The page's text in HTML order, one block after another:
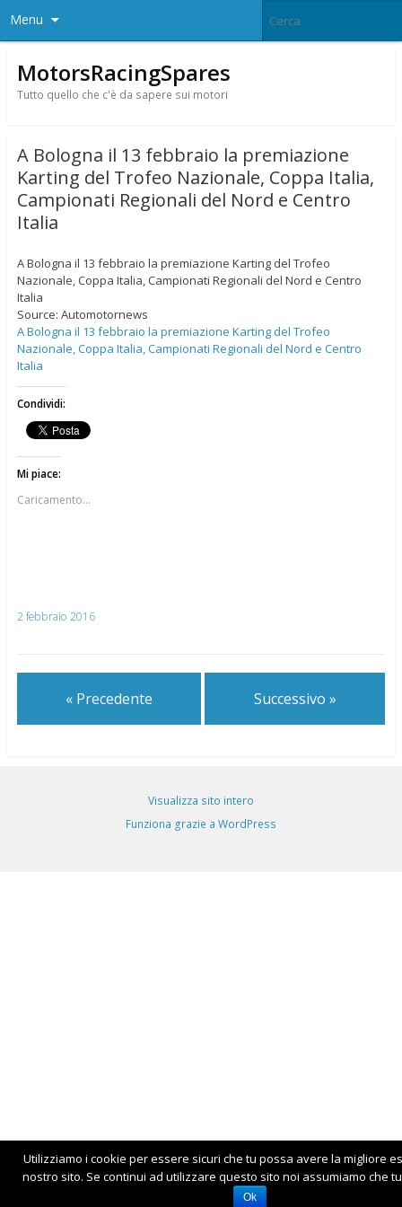
Menu
MotorsRacingSpares
Tutto quello che c'è da sapere sui motori
A Bologna il 13 febbraio la premiazione
Karting del Trofeo Nazionale, Coppa Italia,
Campionati Regionali del Nord e Centro
Italia
A Bologna il 13 febbraio la premiazione Karting del Trofeo
Nazionale, Coppa Italia, Campionati Regionali del Nord e Centro
Italia
Source: Automotornews
A Bologna il 13 febbraio la premiazione Karting del Trofeo
Nazionale, Coppa Italia, Campionati Regionali del Nord e Centro
Italia
Condividi:
Mi piace:
Caricamento...
2 febbraio 2016
« Precedente Successivo »
Visualizza sito intero
Funziona grazie a WordPress
Utilizziamo i cookie per essere sicuri che tu possa avere la migliore
nostro sito. Se continui ad utilizzare questo sito noi assumiamo che
Ok